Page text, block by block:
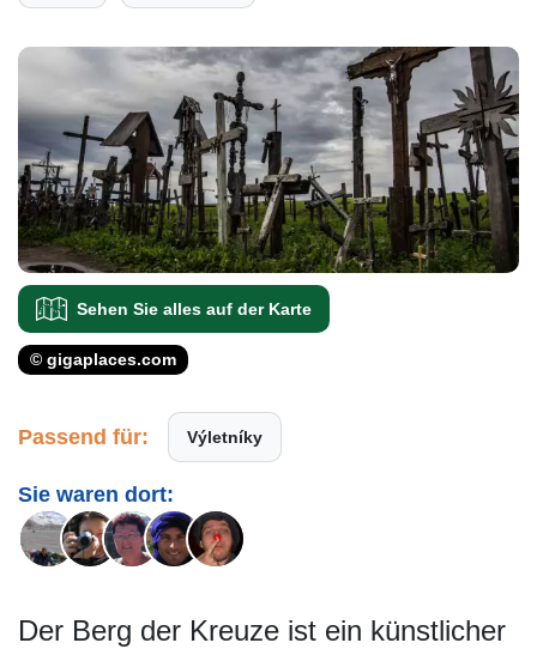
Sehen Sie alles auf der Karte
© gigaplaces.com
Passend für: Výletníky
Sie waren dort:
Der Berg der Kreuze ist ein künstlicher